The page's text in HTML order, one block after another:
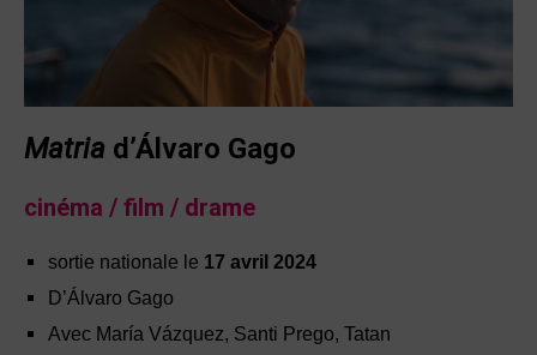
Matria d’Álvaro Gago
cinéma / film / drame
sortie nationale le 17 avril 2024
D’Álvaro Gago
Avec María Vázquez, Santi Prego, Tatan